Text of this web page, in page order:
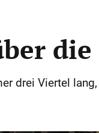
drei Viertel